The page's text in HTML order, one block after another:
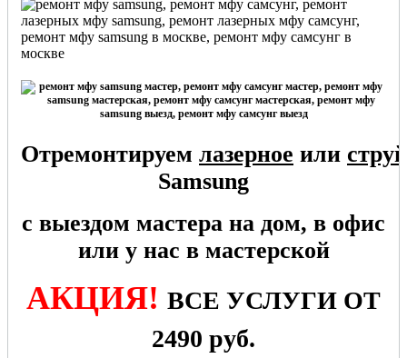
Отремонтируем лазерное или
Samsung
с выездом мастера на дом, в офис
или у нас в мастерской
АКЦИЯ! ВСЕ УСЛУГИ ОТ
2490 руб.